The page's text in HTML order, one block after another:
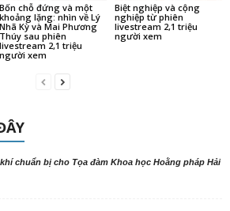
Bốn chỗ đứng và một
khoảng lặng: nhìn về Lý
Nhã Kỳ và Mai Phương
Thúy sau phiên
livestream 2,1 triệu
người xem
Biệt nghiệp và cộng
nghiệp từ phiên
livestream 2,1 triệu
người xem
chuẩn bị cho Tọa đàm Khoa học Hoằng pháp Hải